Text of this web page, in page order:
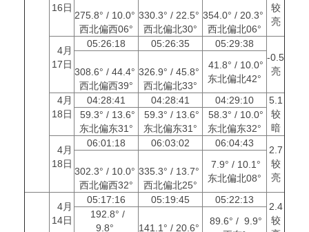
16日
较
亮
275.8° / 10.0°
西北偏西06°
330.3° / 22.5°
西北偏北30°
354.0° / 20.3°
西北偏北06°
4月
17日
05:26:18 05:26:35
05:29:38
-0.5
亮
308.6° / 44.4°
西北偏西39°
326.9° / 45.8°
西北偏北33°
41.8° / 10.0°
东北偏北42°
4月
18日
04:28:41 04:28:41 04:29:10
5.1
较
暗
59.3° / 13.6°
东北偏东31°
59.3° / 13.6°
东北偏东31°
58.3° / 10.0°
东北偏东32°
4月
18日
06:01:18 06:03:02 06:04:43
2.7
较
亮
302.3° / 10.0°
西北偏西32°
335.3° / 13.7°
西北偏北25°
7.9° / 10.1°
东北偏北08°
4月
14日
05:17:16 05:19:45 05:22:13
2.4
较
192.8° /
9.8°
141.1° / 20.6°
89.6° / 9.9°